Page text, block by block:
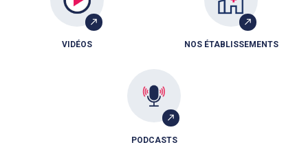
VIDÉOS NOS ÉTABLISSEMENTS
PODCASTS